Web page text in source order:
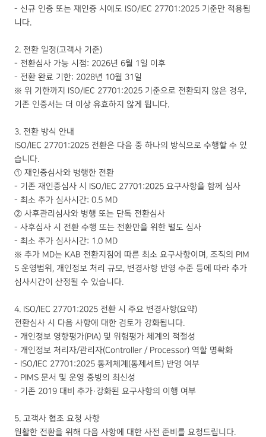
- 신규 인증 또는 재인증 시에도 ISO/IEC 27701:2025 기준만 적용됩
니다.
2. 전환 일정(고객사 기준)
- 전환심사 가능 시점: 2026년 6월 1일 이후
- 전환 완료 기한: 2028년 10월 31일
※ 위 기한까지 ISO/IEC 27701:2025 기준으로 전환되지 않은 경우,
기존 인증서는 더 이상 유효하지 않게 됩니다.
3. 전환 방식 안내
ISO/IEC 27701:2025 전환은 다음 중 하나의 방식으로 수행할 수 있
습니다.
① 재인증심사와 병행한 전환
- 기존 재인증심사 시 ISO/IEC 27701:2025 요구사항을 함께 심사
- 최소 추가 심사시간: 0.5 MD
② 사후관리심사와 병행 또는 단독 전환심사
- 사후심사 시 전환 수행 또는 전환만을 위한 별도 심사
- 최소 추가 심사시간: 1.0 MD
※ 추가 MD는 KAB 전환지침에 따른 최소 요구사항이며, 조직의 PIM
S 운영범위, 개인정보 처리 규모, 변경사항 반영 수준 등에 따라 추가
심사시간이 산정될 수 있습니다.
4. ISO/IEC 27701:2025 전환 시 주요 변경사항(요약)
전환심사 시 다음 사항에 대한 검토가 강화됩니다.
- 개인정보 영향평가(PIA) 및 위험평가 체계의 적절성
- 개인정보 처리자/관리자(Controller / Processor) 역할 명확화
- ISO/IEC 27701:2025 통제체계(통제세트) 반영 여부
- PIMS 문서 및 운영 증빙의 최신성
- 기존 2019 대비 추가·강화된 요구사항의 이행 여부
5. 고객사 협조 요청 사항
원활한 전환을 위해 다음 사항에 대한 사전 준비를 요청드립니다.